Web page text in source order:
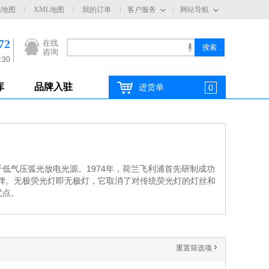
网站导航
客户服务
图 XML地图 我的订单
在线
咨询
品牌入驻 进货单 0
气压弧光放电光源。1974年，荷兰飞利浦首先研制成功
无极荧光灯即无极灯，它取消了对传统荧光灯的灯丝和
。
重置筛选项 '